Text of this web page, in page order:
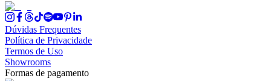
Dúvidas Frequentes
Política de Privacidade
Termos de Uso
Showrooms
Formas de pagamento